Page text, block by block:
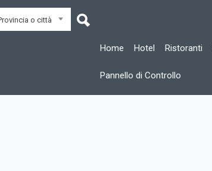
o città
Home Hotel Ristoranti
Pannello di Controllo